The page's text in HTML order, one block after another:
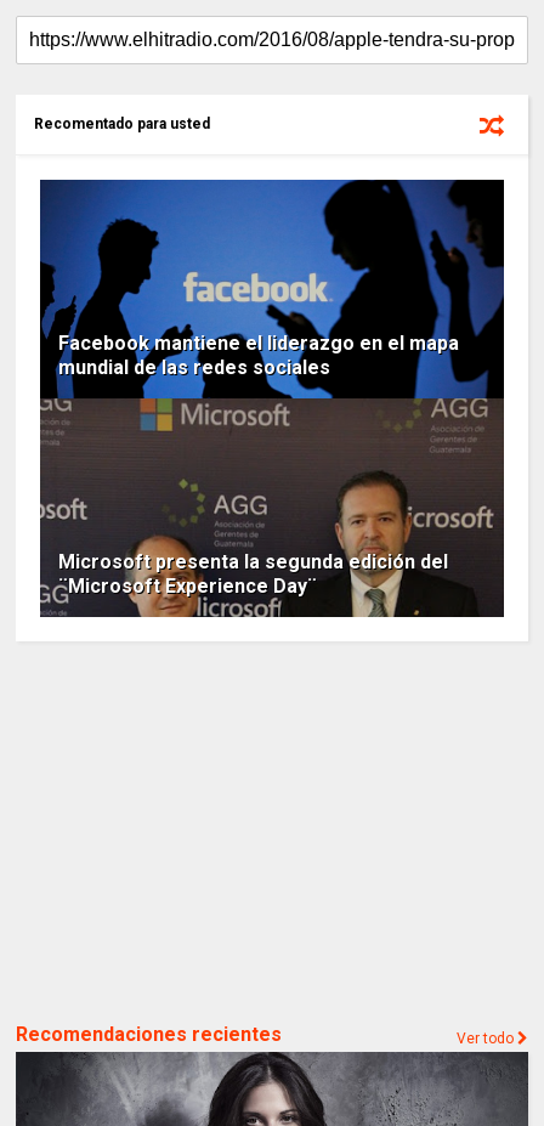
Recomentado para usted
Facebook mantiene el liderazgo en el mapa
mundial de las redes sociales
Microsoft presenta la segunda edición del
¨Microsoft Experience Day¨
Recomendaciones recientes Ver todo